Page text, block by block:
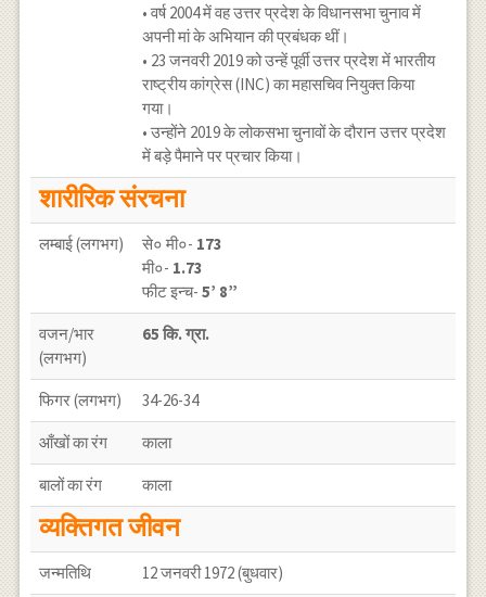
• वर्ष 2004 में वह उत्तर प्रदेश के विधानसभा चुनाव में
अपनी मां के अभियान की प्रबंधक थीं।
• 23 जनवरी 2019 को उन्हें पूर्वी उत्तर प्रदेश में भारतीय
राष्ट्रीय कांग्रेस (INC) का महासचिव नियुक्त किया
गया।
• उन्होंने 2019 के लोकसभा चुनावों के दौरान उत्तर प्रदेश
में बड़े पैमाने पर प्रचार किया।
शारीरिक संरचना
लम्बाई (लगभग) से० मी०- 173
मी०- 1.73
फीट इन्च- 5’ 8”
वजन/भार
(लगभग)
65 कि. ग्रा.
फिगर (लगभग) 34-26-34
आँखों का रंग काला
बालों का रंग काला
व्यक्तिगत जीवन
जन्मतिथि 12 जनवरी 1972 (बुधवार)